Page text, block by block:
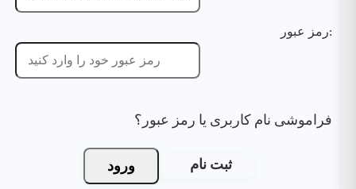
فراموشی نام کاربری یا رمز عبور؟
ورود ثبت نام